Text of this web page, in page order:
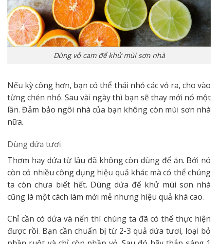
Dùng vỏ cam để khử mùi sơn nhà
Nếu kỳ công hơn, bạn có thể thái nhỏ các vỏ ra, cho vào
từng chén nhỏ. Sau vài ngày thì bạn sẽ thay mới nó một
lần. Đảm bảo ngôi nhà của bạn không còn mùi sơn nhà
nữa.
Dùng dứa tươi
Thơm hay dứa từ lâu đã không còn dùng để ăn. Bởi nó
còn có nhiều công dụng hiệu quả khác mà có thể chúng
ta còn chưa biết hết. Dùng dứa để khử mùi sơn nhà
cũng là một cách làm mới mẻ nhưng hiệu quả khá cao.
Chỉ cần có dứa và nến thì chúng ta đã có thể thực hiện
được rồi. Bạn cần chuẩn bị từ 2-3 quả dứa tươi, loại bỏ